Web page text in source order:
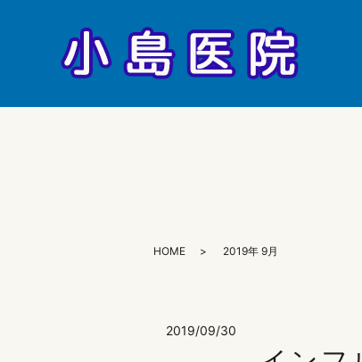
HOME 2019年 9月
2019/09/30